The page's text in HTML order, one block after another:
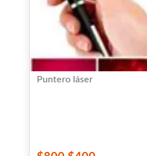
Puntero láser